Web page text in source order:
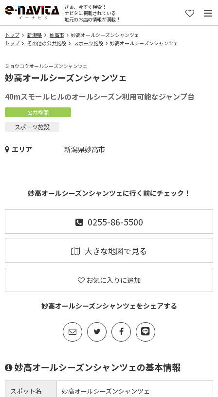
さぁ、今すぐ検索！
ナビタに掲載されている
地元のお店の情報が満載！
トップ 新潟県 妙高市
妙高オールシーズンシャンツェ
トップ
その他の公共施設 スポーツ施設 妙高オールシーズンシャンツェ
ミョウコウオールシーズンシャンツェ
妙高オールシーズンシャンツェ
40mスモールヒルのオールシーズン利用可能なジャンプ台
公共機関
スポーツ施設
エリア 新潟県妙高市
妙高オールシーズンシャンツェに行く前にチェック！
0255-86-5500
大きな地図で見る
お気に入りに追加
妙高オールシーズンシャンツェをシェアする
妙高オールシーズンシャンツェの基本情報
スポット名 妙高オールシーズンシャンツェ